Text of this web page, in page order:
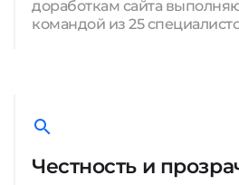
доработкам сайта
командой из 25
Честность и